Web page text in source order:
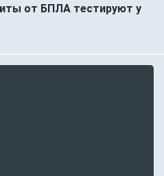
от БПЛА тестируют у